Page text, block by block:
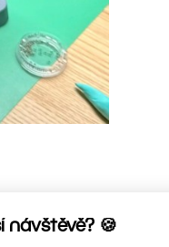
návštěvě? 🍪